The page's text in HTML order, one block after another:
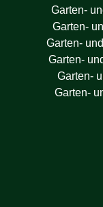
Garten-
Garten-
Garten-
Garten-
Garten-
Garten-